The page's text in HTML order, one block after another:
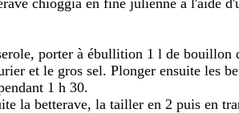
porter à ébullition 1 l de bouillon
et le gros sel. Plonger ensuite les
1 h 30.
la betterave, la tailler en 2 puis en